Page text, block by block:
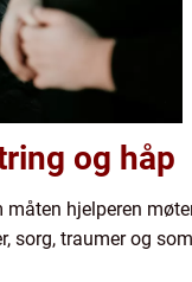
og håp
hjelperen
sorg, traumer og